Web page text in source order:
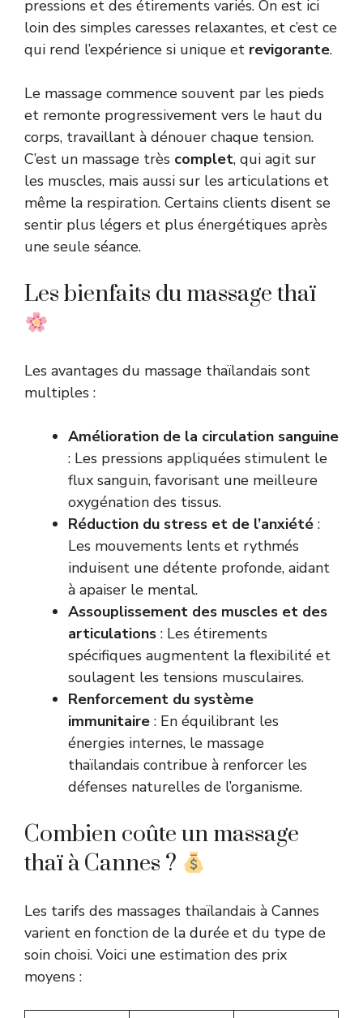
pressions et des étirements variés. On est ici
loin des simples caresses relaxantes, et c’est ce
qui rend l’expérience si unique et revigorante.
Le massage commence souvent par les pieds
et remonte progressivement vers le haut du
corps, travaillant à dénouer chaque tension.
C’est un massage très complet, qui agit sur
les muscles, mais aussi sur les articulations et
même la respiration. Certains clients disent se
sentir plus légers et plus énergétiques après
une seule séance.
Les bienfaits du massage thaï
Les avantages du massage thaïlandais sont
multiples :
Amélioration de la circulation sanguine
: Les pressions appliquées stimulent le
flux sanguin, favorisant une meilleure
oxygénation des tissus.
Réduction du stress et de l’anxiété :
Les mouvements lents et rythmés
induisent une détente profonde, aidant
à apaiser le mental.
Assouplissement des muscles et des
articulations : Les étirements
spécifiques augmentent la flexibilité et
soulagent les tensions musculaires.
Renforcement du système
immunitaire : En équilibrant les
énergies internes, le massage
thaïlandais contribue à renforcer les
défenses naturelles de l’organisme.
Combien coûte un massage
thaï à Cannes ?
Les tarifs des massages thaïlandais à Cannes
varient en fonction de la durée et du type de
soin choisi. Voici une estimation des prix
moyens :